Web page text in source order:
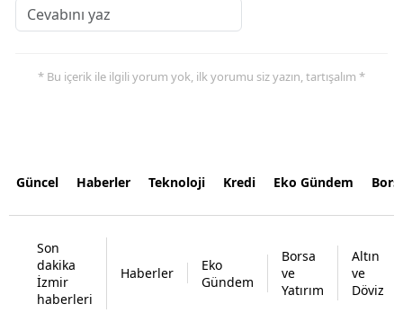
* Bu içerik ile ilgili yorum yok, ilk yorumu siz yazın, tartışalım *
Güncel Haberler Teknoloji Kredi Eko Gündem
Son
dakika
İzmir
haberleri
Haberler
Eko
Gündem
Borsa
ve
Yatırım
Altın
ve
Döviz